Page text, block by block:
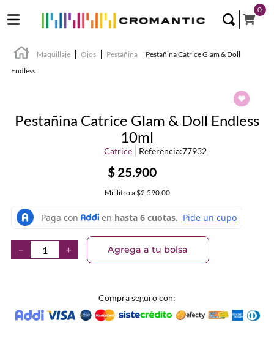
0
Maquillaje Ojos Pestañina
Pestañina Catrice Glam & Doll
Endless
Pestañina Catrice Glam & Doll Endless
10ml
Catrice Referencia:77932
$ 25.900
Mililitroa $2,590.00
＋
－ Agrega a tu bolsa
Compra seguro con: